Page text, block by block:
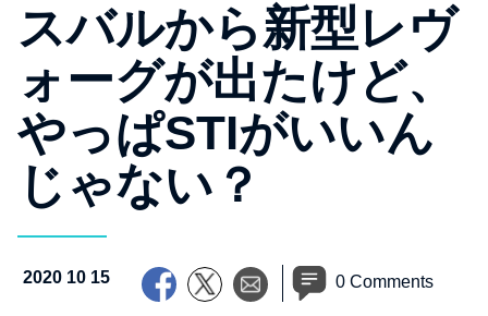
スバルから新型レヴ
ォーグが出たけど、
やっぱSTIがいいん
じゃない？
2020 10 15 0 Comments